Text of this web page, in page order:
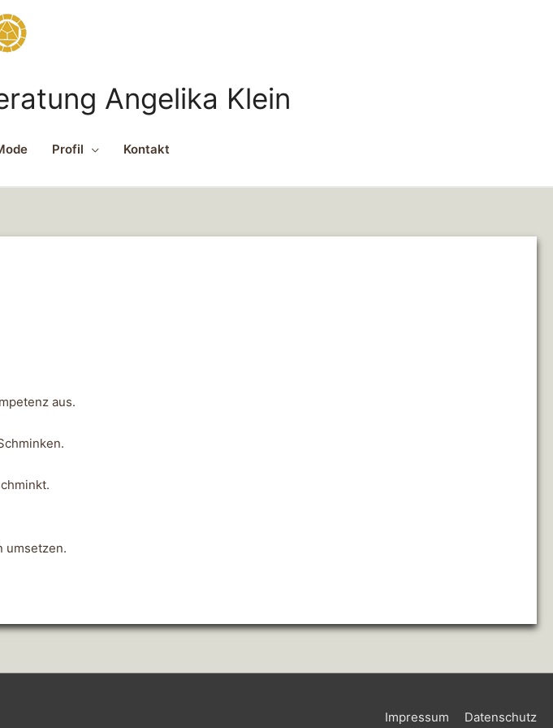
Angelika Klein
Profil Kontakt
aus.
umsetzen.
Impressum Datenschutz